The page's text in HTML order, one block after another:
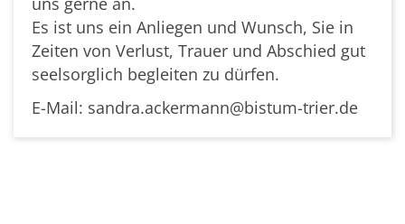
Es ist uns ein Anliegen und Wunsch, Sie in
Zeiten von Verlust, Trauer und Abschied gut
seelsorglich begleiten zu dürfen.
E-Mail: sandra.ackermann@bistum-trier.de